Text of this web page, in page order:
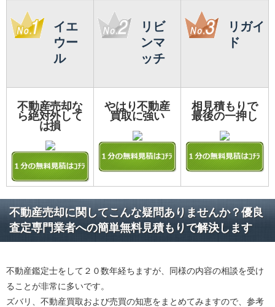
イエ
ウー
ル
リビ
ンマ
ッチ
リガイ
ド
不動産売却な
ら絶対外して
は損
やはり不動産
買取に強い
相見積もりで
最後の一押し
不動産売却に関してこんな疑問ありませんか？優良
査定専門業者への簡単無料見積もりで解決します
不動産鑑定士をして２０数年経ちますが、同様の内容の相談を受け
ることが非常に多いです。
ズバリ、不動産買取および売買の知恵をまとめてみますので、参考